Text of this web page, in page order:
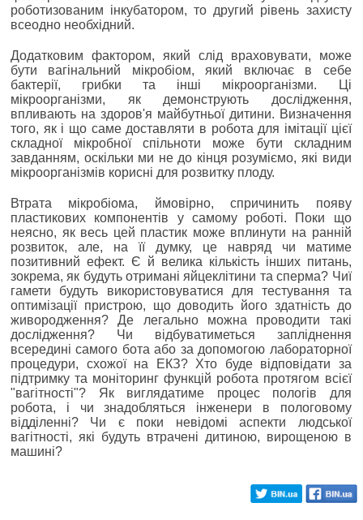
роботизованим інкубатором, то другий рівень захисту
всеодно необхідний.
Додатковим фактором, який слід враховувати, може
бути вагінальний мікробіом, який включає в себе
бактерії, грибки та інші мікроорганізми. Ці
мікроорганізми, як демонструють дослідження,
впливають на здоров'я майбутньої дитини. Визначення
того, як і що саме доставляти в робота для імітації цієї
складної мікробної спільноти може бути складним
завданням, оскільки ми не до кінця розуміємо, які види
мікроорганізмів корисні для розвитку плоду.
Втрата мікробіома, ймовірно, спричинить появу
пластикових компонентів у самому роботі. Поки що
неясно, як весь цей пластик може вплинути на ранній
розвиток, але, на її думку, це навряд чи матиме
позитивний ефект. Є й велика кількість інших питань,
зокрема, як будуть отримані яйцеклітини та сперма? Чиї
гамети будуть використовуватися для тестування та
оптимізації пристрою, що доводить його здатність до
живородження? Де легально можна проводити такі
дослідження? Чи відбуватиметься запліднення
всередині самого бота або за допомогою лабораторної
процедури, схожої на ЕКЗ? Хто буде відповідати за
підтримку та моніторинг функцій робота протягом всієї
"вагітності"? Як виглядатиме процес пологів для
робота, і чи знадобляться інженери в пологовому
відділенні? Чи є поки невідомі аспекти людської
вагітності, які будуть втрачені дитиною, вирощеною в
машині?